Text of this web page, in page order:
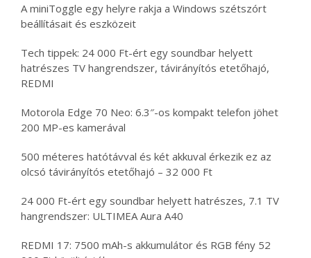
A miniToggle egy helyre rakja a Windows szétszórt
beállításait és eszközeit
Tech tippek: 24 000 Ft-ért egy soundbar helyett
hatrészes TV hangrendszer, távirányítós etetőhajó,
REDMI
Motorola Edge 70 Neo: 6.3″-os kompakt telefon jöhet
200 MP-es kamerával
500 méteres hatótávval és két akkuval érkezik ez az
olcsó távirányítós etetőhajó – 32 000 Ft
24 000 Ft-ért egy soundbar helyett hatrészes, 7.1 TV
hangrendszer: ULTIMEA Aura A40
REDMI 17: 7500 mAh-s akkumulátor és RGB fény 52